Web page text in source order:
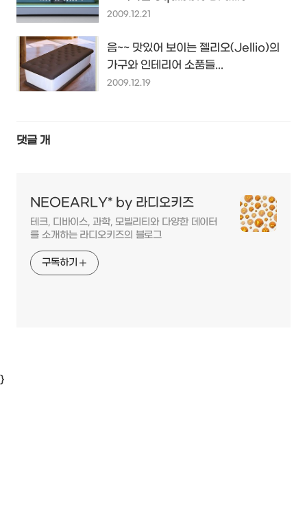
Interface
2009.12.21
음~~ 맛있어 보이는 젤리오(Jellio)의
가구와 인테리어 소품들...
2009.12.19
댓글 개
NEOEARLY* by 라디오키즈
테크, 디바이스, 과학, 모빌리티와 다양한 데이터
를 소개하는 라디오키즈의 블로그
구독하기
}